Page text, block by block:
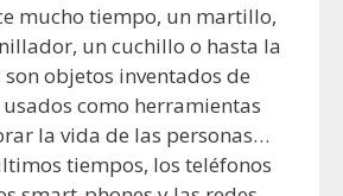
mucho tiempo, un martillo,
un cuchillo o hasta la
objetos inventados de
como herramientas
la vida de las personas…
tiempos, los teléfonos